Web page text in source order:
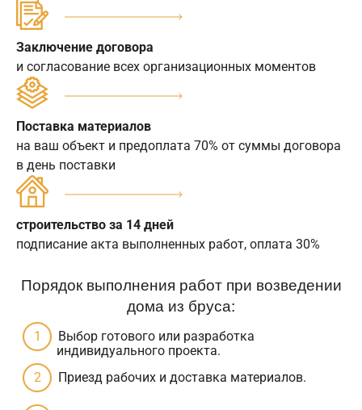
Заключение договора
и согласование всех организационных моментов
Поставка материалов
на ваш объект и предоплата 70% от суммы договора
в день поставки
строительство за 14 дней
подписание акта выполненных работ, оплата 30%
Порядок выполнения работ при возведении
дома из бруса:
Выбор готового или разработка
индивидуального проекта.
Приезд рабочих и доставка материалов.